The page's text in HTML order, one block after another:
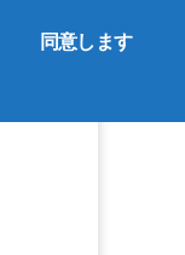
同意します